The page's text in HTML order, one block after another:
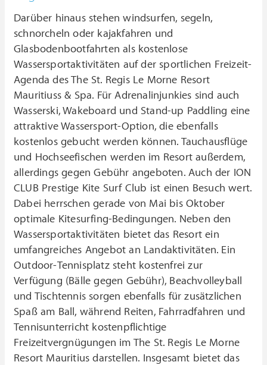
Darüber hinaus stehen windsurfen, segeln,
schnorcheln oder kajakfahren und
Glasbodenbootfahrten als kostenlose
Wassersportaktivitäten auf der sportlichen Freizeit-
Agenda des The St. Regis Le Morne Resort
Mauritiuss & Spa. Für Adrenalinjunkies sind auch
Wasserski, Wakeboard und Stand-up Paddling eine
attraktive Wassersport-Option, die ebenfalls
kostenlos gebucht werden können. Tauchausflüge
und Hochseefischen werden im Resort außerdem,
allerdings gegen Gebühr angeboten. Auch der ION
CLUB Prestige Kite Surf Club ist einen Besuch wert.
Dabei herrschen gerade von Mai bis Oktober
optimale Kitesurfing-Bedingungen. Neben den
Wassersportaktivitäten bietet das Resort ein
umfangreiches Angebot an Landaktivitäten. Ein
Outdoor-Tennisplatz steht kostenfrei zur
Verfügung (Bälle gegen Gebühr), Beachvolleyball
und Tischtennis sorgen ebenfalls für zusätzlichen
Spaß am Ball, während Reiten, Fahrradfahren und
Tennisunterricht kostenpflichtige
Freizeitvergnügungen im The St. Regis Le Morne
Resort Mauritius darstellen. Insgesamt bietet das